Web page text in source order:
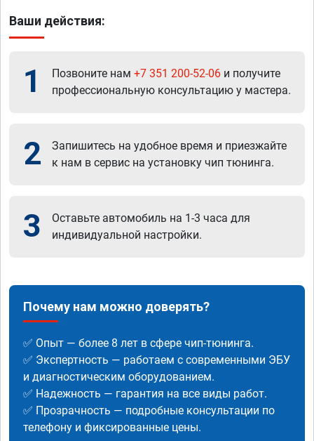
Ваши действия:
1 Позвоните нам +7 351 200-52-06 и получите
профессиональную консультацию у мастера.
2
Запишитесь на удобное время и приезжайте
к нам в сервис на установку чип тюнинга.
3
Оставьте автомобиль на 1-3 часа для
индивидуальной настройки.
Почему нам можно доверять?
✅ Опыт — более 8 лет в сфере чип-тюнинга.
✅ Экспертность — работаем с современными ЭБУ
и диагностическим оборудованием.
✅ Надежность — гарантия на все виды работ.
✅ Прозрачность — подробные консультации по
телефону и фиксированные цены.